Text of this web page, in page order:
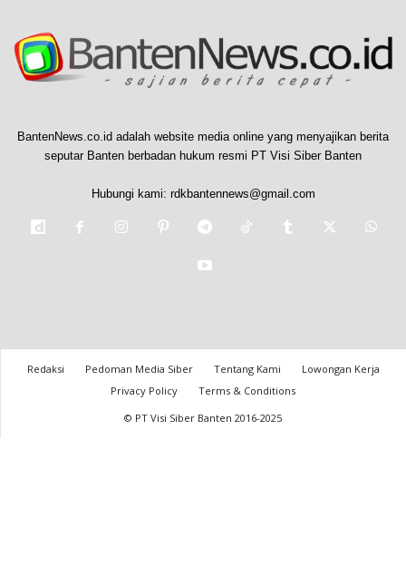
BantenNews.co.id adalah website media online yang menyajikan berita
seputar Banten berbadan hukum resmi PT Visi Siber Banten
Hubungi kami: rdkbantennews@gmail.com
Redaksi Pedoman Media Siber Tentang Kami
Lowongan Kerja
Privacy Policy
Terms & Conditions
© PT Visi Siber Banten 2016-2025